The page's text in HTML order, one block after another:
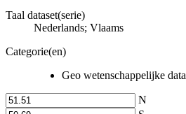
Taal dataset(serie)
Nederlands; Vlaams
Categorie(en)
Geo wetenschappelijke data
N